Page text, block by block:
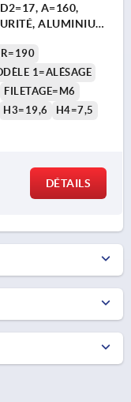
A=160,
ALUMINIUM
RAL7021
1=ALÉSAGE
FILETAGE=M6
H3=19,6 H4=7,5
DÉTAILS